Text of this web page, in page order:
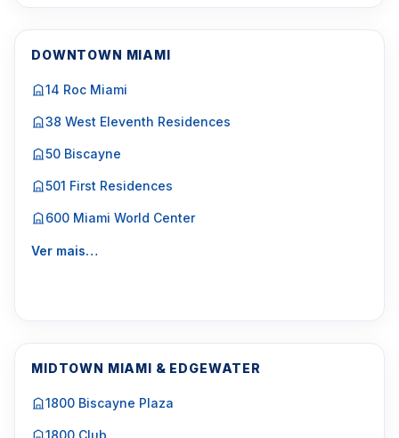
DOWNTOWN MIAMI
14 Roc Miami
38 West Eleventh Residences
50 Biscayne
501 First Residences
600 Miami World Center
Ver mais…
MIDTOWN MIAMI & EDGEWATER
1800 Biscayne Plaza
1800 Club